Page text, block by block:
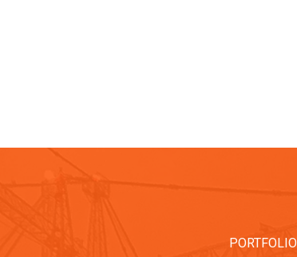
PORTFOLIO